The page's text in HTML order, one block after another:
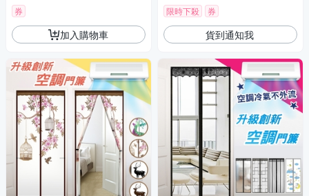
券
加入購物車
限時下殺 券
貨到通知我